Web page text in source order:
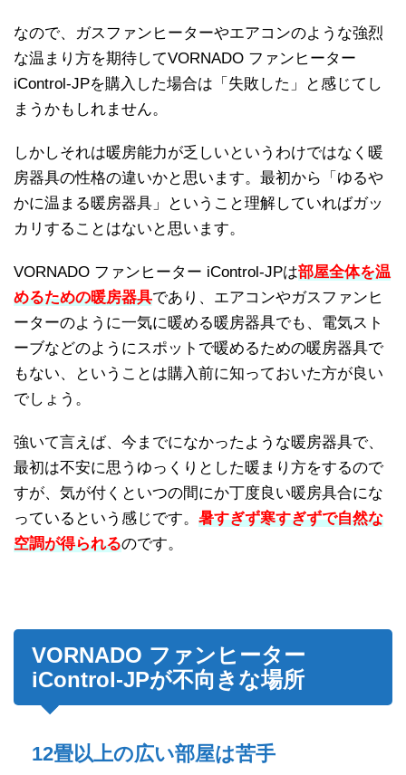
なので、ガスファンヒーターやエアコンのような強烈
な温まり方を期待してVORNADO ファンヒーター
iControl-JPを購入した場合は「失敗した」と感じてし
まうかもしれません。
しかしそれは暖房能力が乏しいというわけではなく暖
房器具の性格の違いかと思います。最初から「ゆるや
かに温まる暖房器具」ということ理解していればガッ
カリすることはないと思います。
VORNADO ファンヒーター iControl-JPは部屋全体を温
めるための暖房器具であり、エアコンやガスファンヒ
ーターのように一気に暖める暖房器具でも、電気スト
ーブなどのようにスポットで暖めるための暖房器具で
もない、ということは購入前に知っておいた方が良い
でしょう。
強いて言えば、今までになかったような暖房器具で、
最初は不安に思うゆっくりとした暖まり方をするので
すが、気が付くといつの間にか丁度良い暖房具合にな
っているという感じです。 暑すぎず寒すぎずで自然な
空調が得られるのです。
VORNADO ファンヒーター
iControl-JPが不向きな場所
12畳以上の広い部屋は苦手